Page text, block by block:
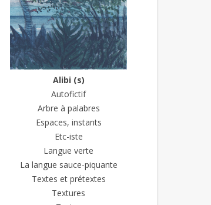
Alibi (s)
Autofictif
Arbre à palabres
Espaces, instants
Etc-iste
Langue verte
La langue sauce-piquante
Textes et prétextes
Textures